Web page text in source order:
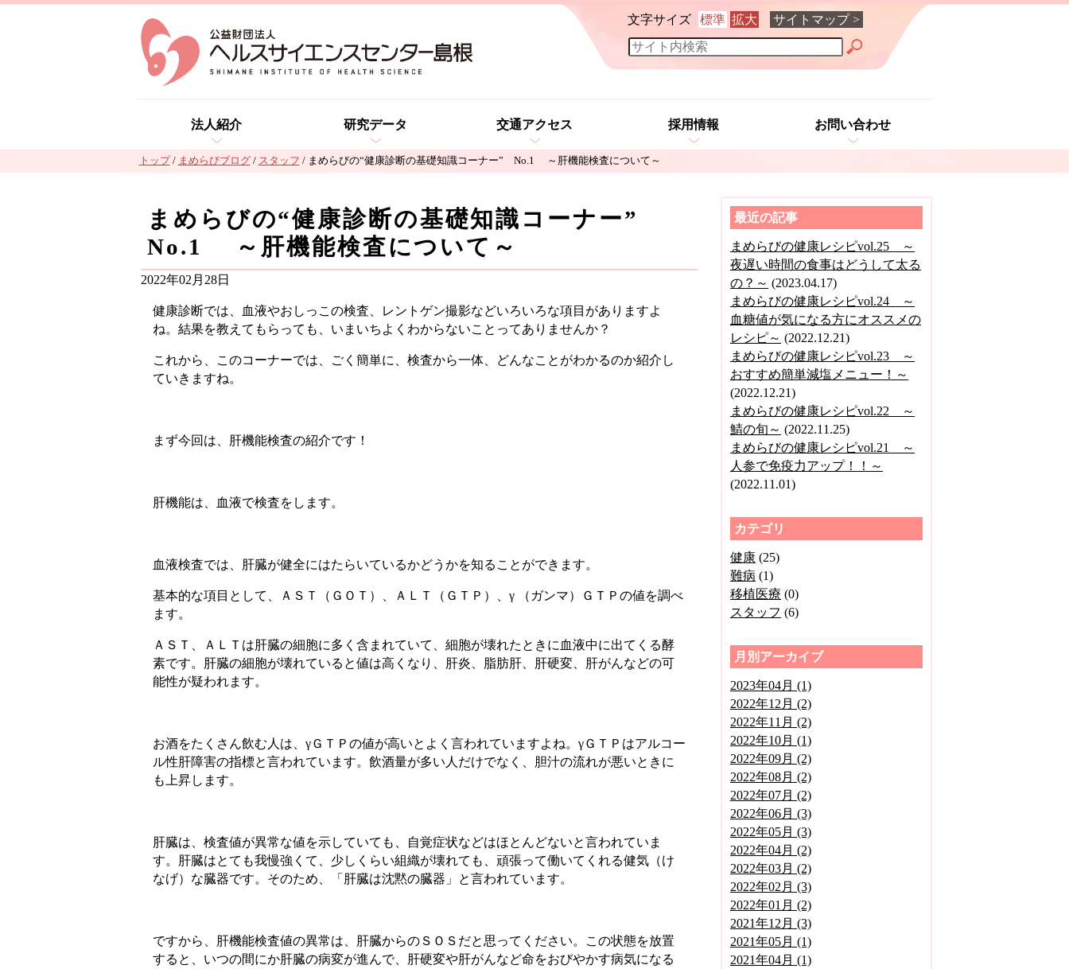
このページの本文へ
文字サイズ 標準 拡大 サイトマップ >
法人紹介 研究データ 交通アクセス 採用情報 お問い合わせ
現
置：
トップ/ まめらびブログ/ スタッフ / まめらびの“健康診断の基礎知識コーナー” No.1 ～肝機能検査について～
まめらびの“健康診断の基礎知識コーナー”
No.1 ～肝機能検査について～
2022年02月28日
健康診断では、血液やおしっこの検査、レントゲン撮影などいろいろな項目がありますよ
ね。結果を教えてもらっても、いまいちよくわからないことってありませんか？
これから、このコーナーでは、ごく簡単に、検査から一体、どんなことがわかるのか紹介し
ていきますね。
まず今回は、肝機能検査の紹介です！
肝機能は、血液で検査をします。
血液検査では、肝臓が健全にはたらいているかどうかを知ることができます。
基本的な項目として、ＡＳＴ（ＧＯＴ）、ＡＬＴ（ＧＴＰ）、γ （ガンマ）ＧＴＰの値を調べ
ます。
ＡＳＴ、ＡＬＴは肝臓の細胞に多く含まれていて、細胞が壊れたときに血液中に出てくる酵
素です。肝臓の細胞が壊れていると値は高くなり、肝炎、脂肪肝、肝硬変、肝がんなどの可
能性が疑われます。
お酒をたくさん飲む人は、γＧＴＰの値が高いとよく言われていますよね。γＧＴＰはアルコー
ル性肝障害の指標と言われています。飲酒量が多い人だけでなく、胆汁の流れが悪いときに
も上昇します。
肝臓は、検査値が異常な値を示していても、自覚症状などはほとんどないと言われていま
す。肝臓はとても我慢強くて、少しくらい組織が壊れても、頑張って働いてくれる健気（け
なげ）な臓器です。そのため、「肝臓は沈黙の臓器」と言われています。
ですから、肝機能検査値の異常は、肝臓からのＳＯＳだと思ってください。この状態を放置
すると、いつの間にか肝臓の病変が進んで、肝硬変や肝がんなど命をおびやかす病気になる
最近の記事
まめらびの健康レシピvol.25 ～
夜遅い時間の食事はどうして太る
の？～ (2023.04.17)
まめらびの健康レシピvol.24 ～
血糖値が気になる方にオススメの
レシピ～ (2022.12.21)
まめらびの健康レシピvol.23 ～
おすすめ簡単減塩メニュー！～
(2022.12.21)
まめらびの健康レシピvol.22 ～
鯖の旬～ (2022.11.25)
まめらびの健康レシピvol.21 ～
人参で免疫力アップ！！～
(2022.11.01)
カテゴリ
健康 (25)
難病 (1)
移植医療 (0)
スタッフ (6)
月別アーカイブ
2023年04月 (1)
2022年12月 (2)
2022年11月 (2)
2022年10月 (1)
2022年09月 (2)
2022年08月 (2)
2022年07月 (2)
2022年06月 (3)
2022年05月 (3)
2022年04月 (2)
2022年03月 (2)
2022年02月 (3)
2022年01月 (2)
2021年12月 (3)
2021年05月 (1)
2021年04月 (1)